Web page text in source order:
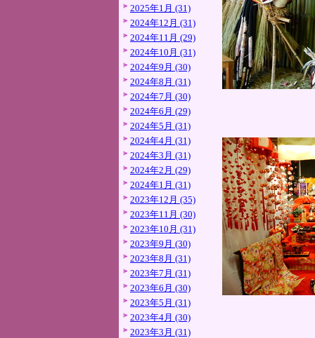
2025年1月 (31)
2024年12月 (31)
2024年11月 (29)
2024年10月 (31)
2024年9月 (30)
2024年8月 (31)
2024年7月 (30)
2024年6月 (29)
2024年5月 (31)
2024年4月 (31)
2024年3月 (31)
2024年2月 (29)
2024年1月 (31)
2023年12月 (35)
2023年11月 (30)
2023年10月 (31)
2023年9月 (30)
2023年8月 (31)
2023年7月 (31)
2023年6月 (30)
2023年5月 (31)
2023年4月 (30)
2023年3月 (31)